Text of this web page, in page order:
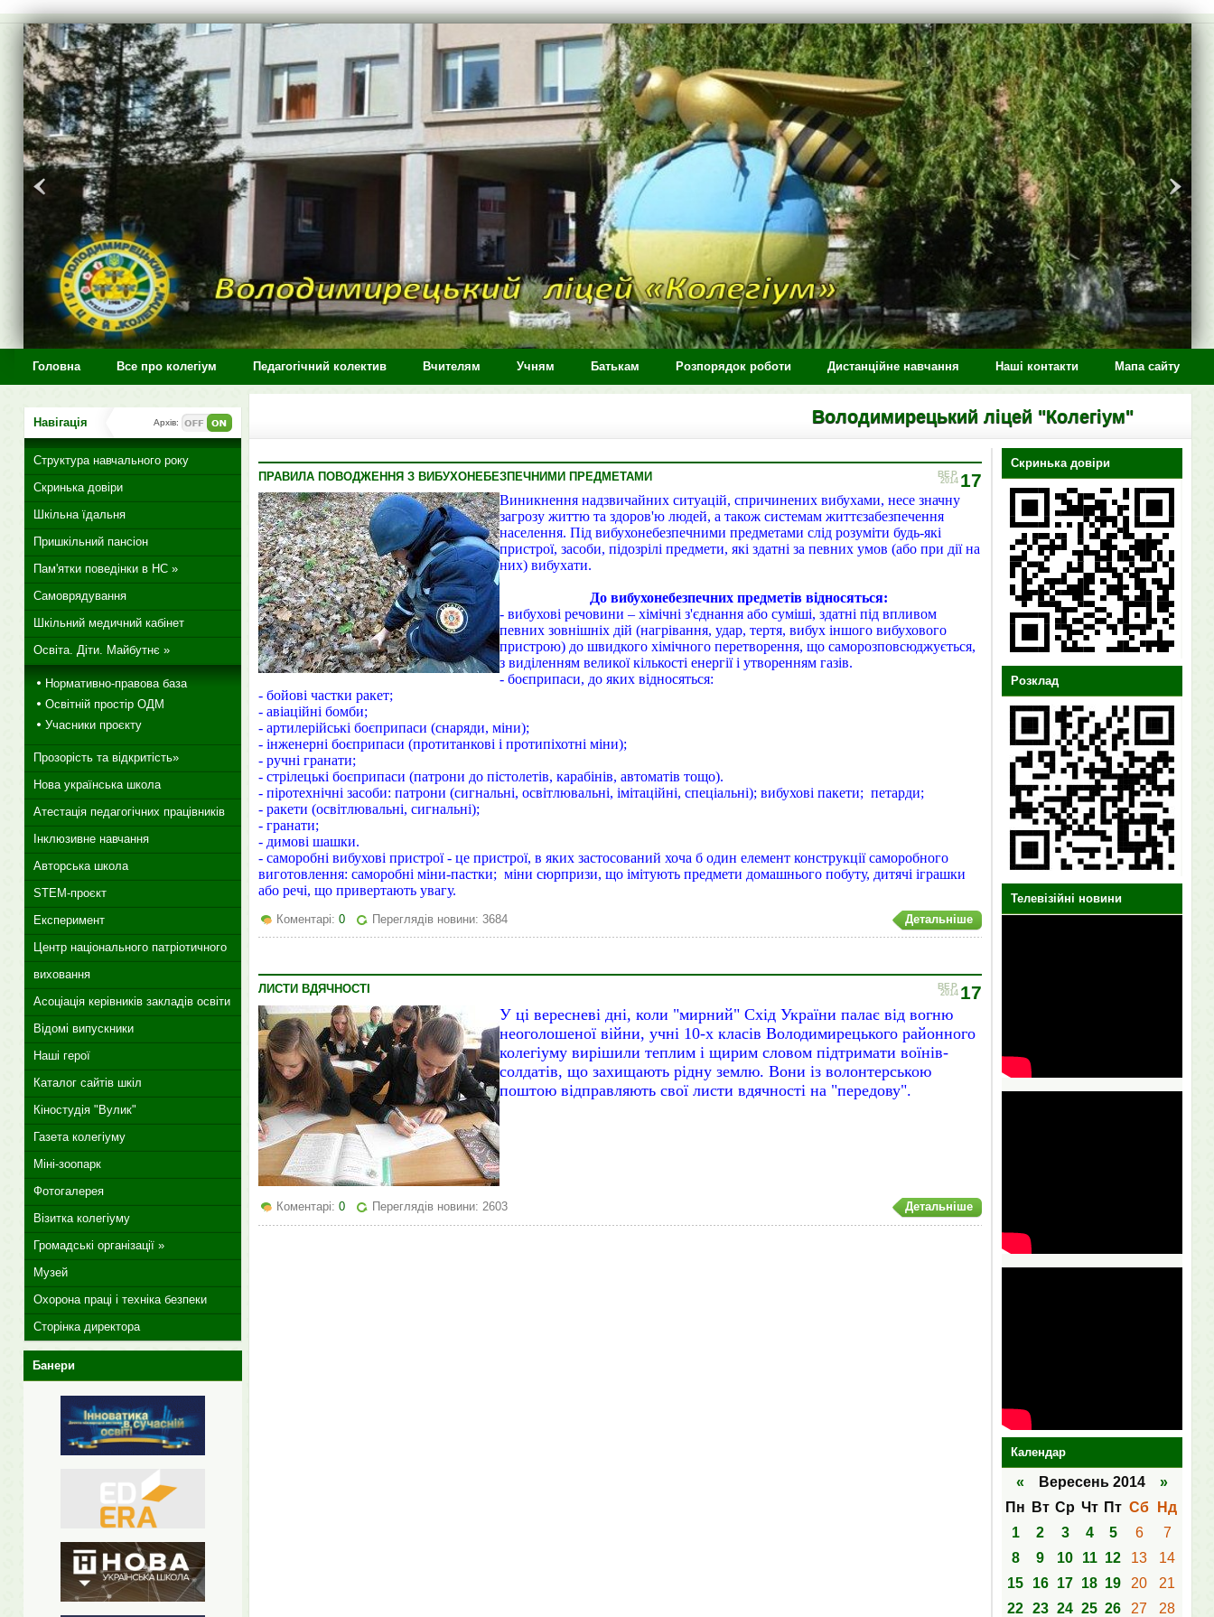
>
Головна Все про колегіум Педагогічний колектив Вчителям Учням Батькам Розпорядок роботи Дистанційне навчання Наші контакти Мапа сайту
Володимирецький ліцей "Колегіум"
17
ВЕР
2014
ПРАВИЛА ПОВОДЖЕННЯ З ВИБУХОНЕБЕЗПЕЧНИМИ ПРЕДМЕТАМИ
Виникнення надзвичайних ситуацій, спричинених вибухами, несе значну
загрозу життю та здоров'ю людей, а також системам життєзабезпечення
населення. Під вибухонебезпечними предметами слід розуміти будь-які
пристрої, засоби, підозрілі предмети, які здатні за певних умов (або при дії на
них) вибухати.
До вибухонебезпечних предметів відносяться:
- вибухові речовини – хімічні з'єднання або суміші, здатні під впливом
певних зовнішніх дій (нагрівання, удар, тертя, вибух іншого вибухового
пристрою) до швидкого хімічного перетворення, що саморозповсюджується,
з виділенням великої кількості енергії і утворенням газів.
- боєприпаси, до яких відносяться:
- бойові частки ракет;
- авіаційні бомби;
- артилерійські боєприпаси (снаряди, міни);
- інженерні боєприпаси (протитанкові і протипіхотні міни);
- ручні гранати;
- стрілецькі боєприпаси (патрони до пістолетів, карабінів, автоматів тощо).
- піротехнічні засоби: патрони (сигнальні, освітлювальні, імітаційні, спеціальні); вибухові пакети; петарди;
- ракети (освітлювальні, сигнальні);
- гранати;
- димові шашки.
- саморобні вибухові пристрої - це пристрої, в яких застосований хоча б один елемент конструкції саморобного
виготовлення: саморобні міни-пастки; міни сюрпризи, що імітують предмети домашнього побуту, дитячі іграшки
або речі, що привертають увагу.
Детальніше
Коментарі: 0 Переглядів новини: 3684
17
ВЕР
2014
ЛИСТИ ВДЯЧНОСТІ
У ці вересневі дні, коли "мирний" Схід України палає від вогню
неоголошеної війни, учні 10-х класів Володимирецького районного
колегіуму вирішили теплим і щирим словом підтримати воїнів-
солдатів, що захищають рідну землю. Вони із волонтерською
поштою відправляють свої листи вдячності на "передову".
Детальніше
Коментарі: 0 Переглядів новини: 2603
Скринька довіри
Розклад
Телевізійні новини
Календар
« Вересень 2014 »
Пн
Вт Ср Чт Пт Сб
Нд
1
2 3 4 5 6
7
8
9 10 11 12 13
14
15
16 17 18 19 20
21
22 23 24 25 26 27
28
Навігація Архів:
Структура навчального року
Скринька довіри
Шкільна їдальня
Пришкільний пансіон
Пам'ятки поведінки в НС »
Самоврядування
Шкільний медичний кабінет
Освіта. Діти. Майбутнє »
Нормативно-правова база
Освітній простір ОДМ
Учасники проєкту
Прозорість та відкритість»
Нова українська школа
Атестація педагогічних працівників
Інклюзивне навчання
Авторська школа
STEM-проєкт
Експеримент
Центр національного патріотичного
виховання
Асоціація керівників закладів освіти
Відомі випускники
Наші герої
Каталог сайтів шкіл
Кіностудія "Вулик"
Газета колегіуму
Міні-зоопарк
Фотогалерея
Візитка колегіуму
Громадські організації »
Музей
Охорона праці і техніка безпеки
Сторінка директора
Банери